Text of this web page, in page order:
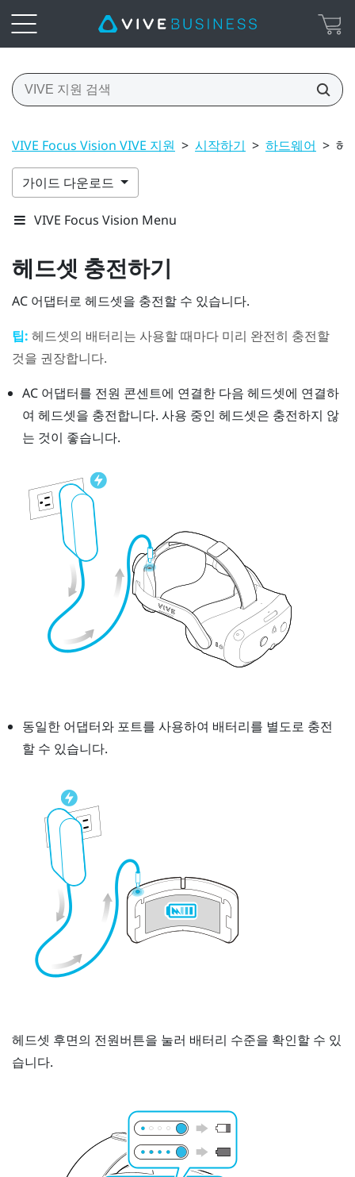
VIVE Focus Vision VIVE 지원 > 시작하기 > 하드웨어 > 헤
가이드 다운로드
VIVE Focus Vision Menu
헤드셋 충전하기
AC 어댑터로 헤드셋을 충전할 수 있습니다.
팁: 헤드셋의 배터리는 사용할 때마다 미리 완전히 충전할
것을 권장합니다.
AC 어댑터를 전원 콘센트에 연결한 다음 헤드셋에 연결하
여 헤드셋을 충전합니다. 사용 중인 헤드셋은 충전하지 않
는 것이 좋습니다.
동일한 어댑터와 포트를 사용하여 배터리를 별도로 충전
할 수 있습니다.
헤드셋 후면의 전원버튼을 눌러 배터리 수준을 확인할 수 있
습니다.